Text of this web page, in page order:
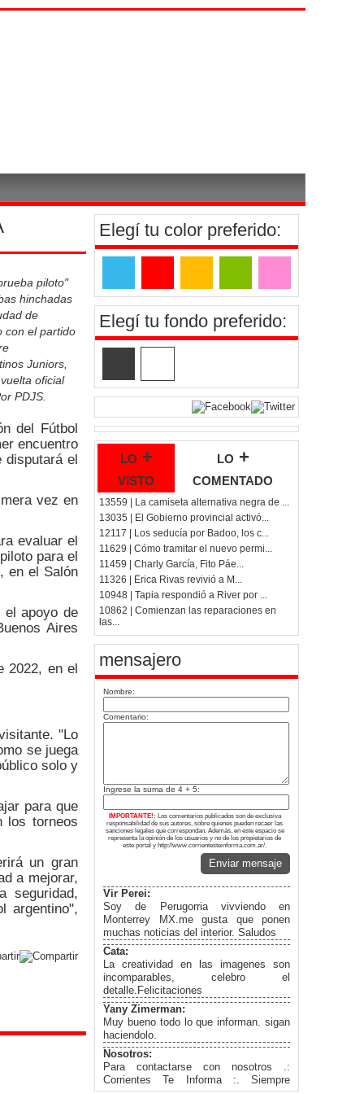
piloto"
hinchadas
de
con el partido
Juniors,
oficial
PDJS.
del Fútbol
encuentro
disputará el
vez en
evaluar el
para el
en el Salón
el apoyo de
Aires
2022, en el
"Lo
se juega
solo y
para que
los torneos
un gran
a mejorar,
seguridad,
argentino",
Elegí tu color preferido:
Elegí tu fondo preferido:
lo +
visto
lo +
comentado
13559 | La camiseta alternativa negra de ...
13035 | El Gobierno provincial activó...
12117 | Los seducía por Badoo, los c...
11629 | Cómo tramitar el nuevo permi...
11459 | Charly García, Fito Páe...
11326 | Érica Rivas revivió a M...
10948 | Tapia respondió a River por ...
10862 | Comienzan las reparaciones en
las...
mensajero
Nombre:
Comentario:
Ingrese la suma de 4 + 5:
IMPORTANTE!: Los comentarios publicados son de exclusiva
responsabilidad de sus autores, sobre quienes pueden recaer las
sanciones legales que correspondan. Además, en este espacio se
representa la opinión de los usuarios y no de los propietarios de
este portal y http://www.corrientesteinforma.com.ar/.
Enviar mensaje
Vir Perei:
Soy de Perugorria vivviendo en
Monterrey MX.me gusta que ponen
muchas noticias del interior. Saludos
Cata:
La creatividad en las imagenes son
incomparables, celebro el
detalle.Felicitaciones
Yany Zimerman:
Muy bueno todo lo que informan. sigan
haciendolo.
Nosotros:
Para contactarse con nosotros .:
Corrientes Te Informa :. Siempre